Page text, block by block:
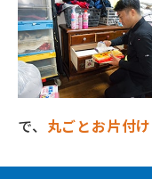
で、 丸ごとお片付け